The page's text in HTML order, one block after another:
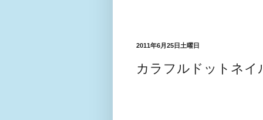
2011年6月25日土曜日
カラフルドットネイ